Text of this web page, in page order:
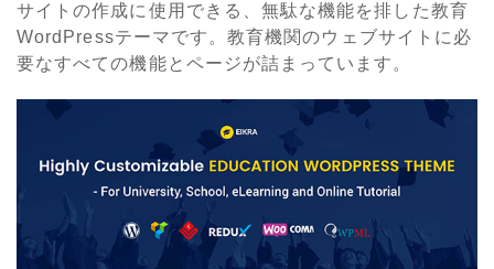
サイトの作成に使用できる、無駄な機能を排した教育
WordPressテーマです。教育機関のウェブサイトに必
要なすべての機能とページが詰まっています。